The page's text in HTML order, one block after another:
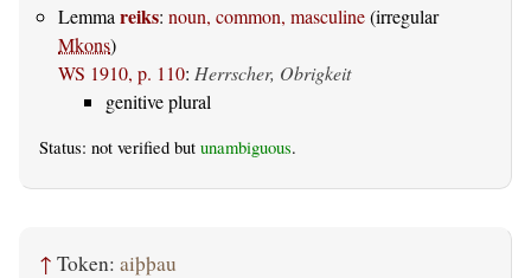
Lemma reiks: noun, common, masculine(irregular
Mkons)
WS 1910, p. 110: Herrscher, Obrigkeit
genitive plural
Status: not verified but unambiguous.
↑ Token: aiþþau